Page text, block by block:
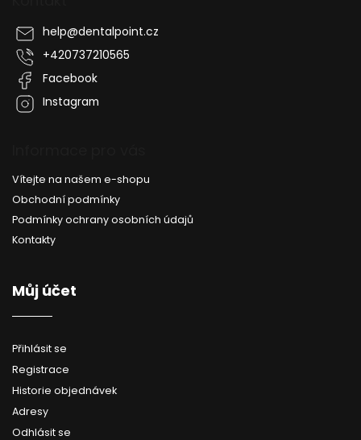
help@dentalpoint.cz
+420737210565
Facebook
Instagram
Vítejte na našem e-shopu
Obchodní podmínky
Podmínky ochrany osobních údajů
Kontakty
Můj účet
Přihlásit se
Registrace
Historie objednávek
Adresy
Odhlásit se